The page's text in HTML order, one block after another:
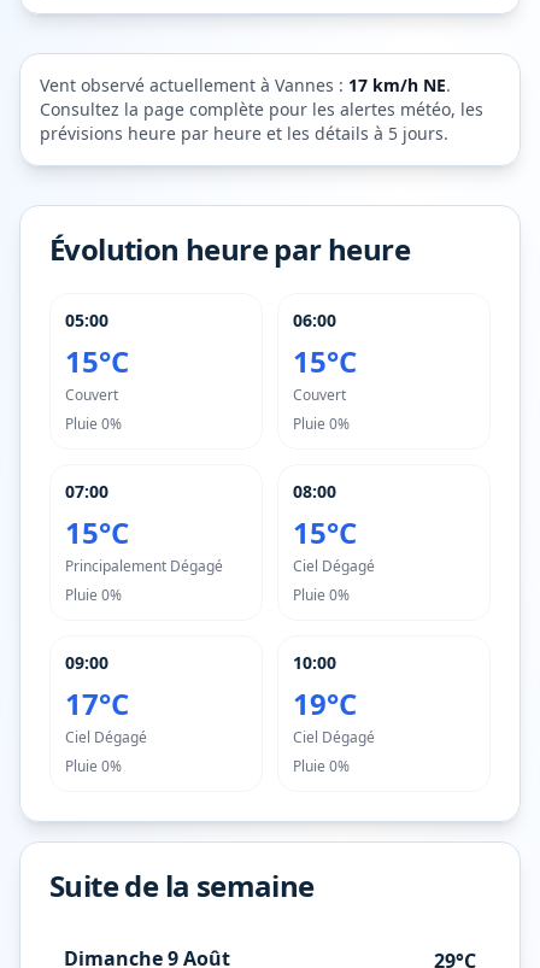
Vent observé actuellement à Vannes : 17 km/h NE.
Consultez la page complète pour les alertes météo, les
prévisions heure par heure et les détails à 5 jours.
Évolution heure par heure
05:00
15°C
Couvert
Pluie 0%
06:00
15°C
Couvert
Pluie 0%
07:00
15°C
Principalement Dégagé
Pluie 0%
08:00
15°C
Ciel Dégagé
Pluie 0%
09:00
17°C
Ciel Dégagé
Pluie 0%
10:00
19°C
Ciel Dégagé
Pluie 0%
Suite de la semaine
Dimanche 9 Août 29°C